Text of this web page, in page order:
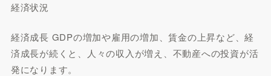
経済状況
経済成長 GDPの増加や雇用の増加、賃金の上昇など、経
済成長が続くと、人々の収入が増え、不動産への投資が活
発になります。